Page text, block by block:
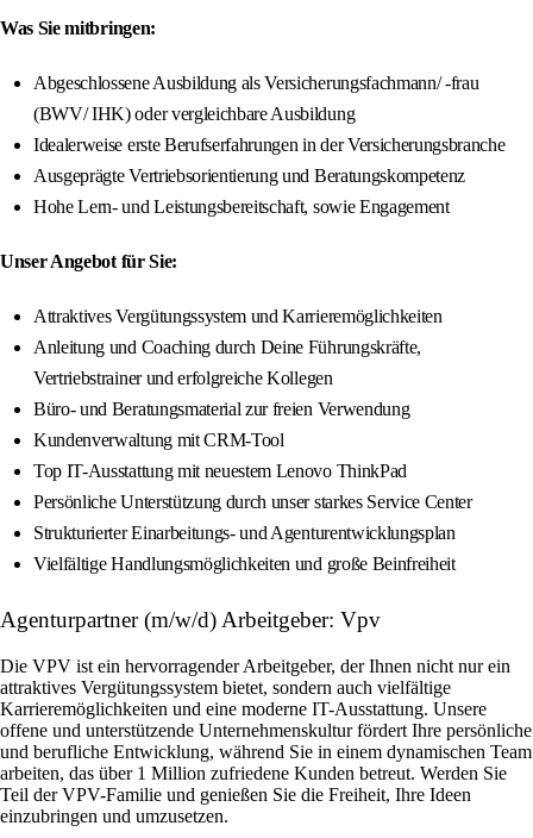
Was Sie mitbringen:
Abgeschlossene Ausbildung als Versicherungsfachmann/ -frau
(BWV/ IHK) oder vergleichbare Ausbildung
Idealerweise erste Berufserfahrungen in der Versicherungsbranche
Ausgeprägte Vertriebsorientierung und Beratungskompetenz
Hohe Lern- und Leistungsbereitschaft, sowie Engagement
Unser Angebot für Sie:
Attraktives Vergütungssystem und Karrieremöglichkeiten
Anleitung und Coaching durch Deine Führungskräfte,
Vertriebstrainer und erfolgreiche Kollegen
Büro- und Beratungsmaterial zur freien Verwendung
Kundenverwaltung mit CRM-Tool
Top IT-Ausstattung mit neuestem Lenovo ThinkPad
Persönliche Unterstützung durch unser starkes Service Center
Strukturierter Einarbeitungs- und Agenturentwicklungsplan
Vielfältige Handlungsmöglichkeiten und große Beinfreiheit
Agenturpartner (m/w/d) Arbeitgeber: Vpv
Die VPV ist ein hervorragender Arbeitgeber, der Ihnen nicht nur ein
attraktives Vergütungssystem bietet, sondern auch vielfältige
Karrieremöglichkeiten und eine moderne IT-Ausstattung. Unsere
offene und unterstützende Unternehmenskultur fördert Ihre persönliche
und berufliche Entwicklung, während Sie in einem dynamischen Team
arbeiten, das über 1 Million zufriedene Kunden betreut. Werden Sie
Teil der VPV-Familie und genießen Sie die Freiheit, Ihre Ideen
einzubringen und umzusetzen.